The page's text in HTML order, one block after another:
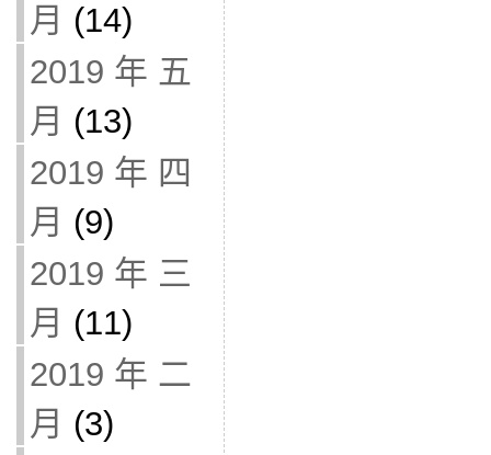
月 (14)
2019 年 五
月 (13)
2019 年 四
月 (9)
2019 年 三
月 (11)
2019 年 二
月 (3)